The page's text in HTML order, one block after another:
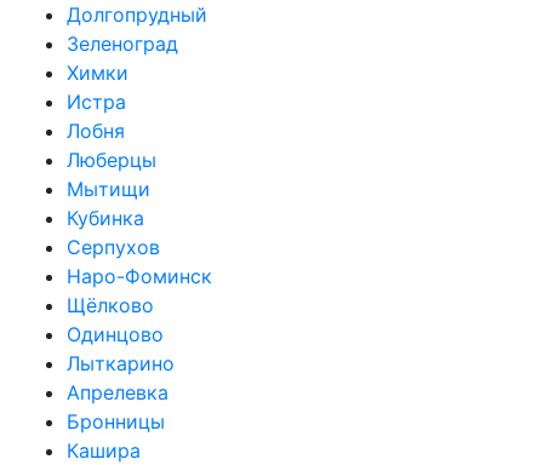
Долгопрудный
Зеленоград
Химки
Истра
Лобня
Люберцы
Мытищи
Кубинка
Серпухов
Наро-Фоминск
Щёлково
Одинцово
Лыткарино
Апрелевка
Бронницы
Кашира